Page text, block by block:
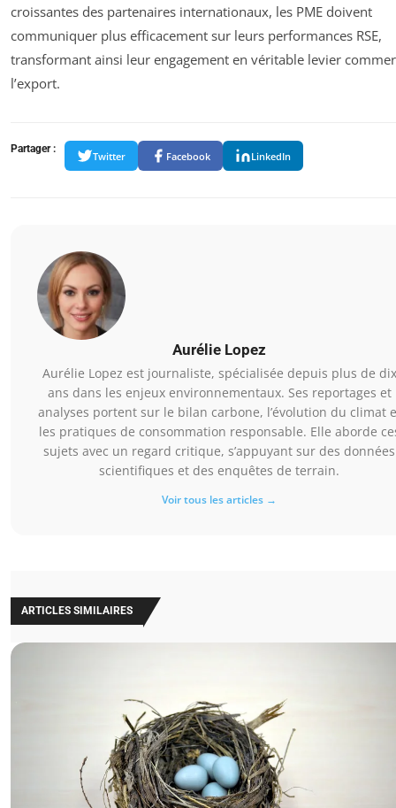
croissantes des partenaires internationaux, les PME doivent
communiquer plus efficacement sur leurs performances RSE,
transformant ainsi leur engagement en véritable levier
l’export.
Partager :
Twitter Facebook LinkedIn
Aurélie Lopez
Aurélie Lopez est journaliste, spécialisée depuis plus de dix
ans dans les enjeux environnementaux. Ses reportages et
analyses portent sur le bilan carbone, l’évolution du climat
les pratiques de consommation responsable. Elle aborde
sujets avec un regard critique, s’appuyant sur des données
scientifiques et des enquêtes de terrain.
Voir tous les articles →
ARTICLES SIMILAIRES